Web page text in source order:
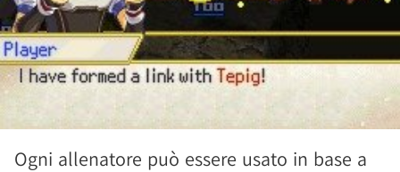
Ogni allenatore può essere usato in base a